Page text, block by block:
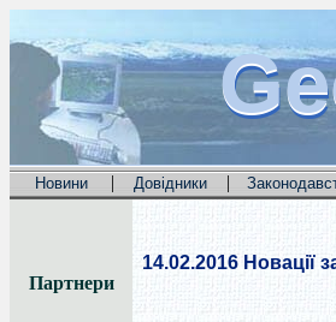
Новини | Довідники |
Партнери
14.02.2016 Новації